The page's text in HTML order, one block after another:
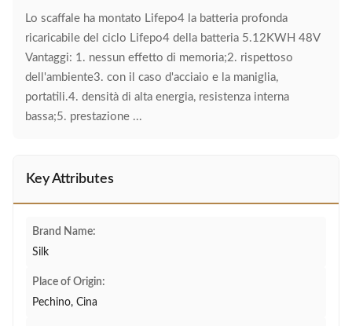
Lo scaffale ha montato Lifepo4 la batteria profonda
ricaricabile del ciclo Lifepo4 della batteria 5.12KWH 48V
Vantaggi: 1. nessun effetto di memoria;2. rispettoso
dell'ambiente3. con il caso d'acciaio e la maniglia,
portatili.4. densità di alta energia, resistenza interna
bassa;5. prestazione ...
Key Attributes
Brand Name:
Silk
Place of Origin:
Pechino, Cina